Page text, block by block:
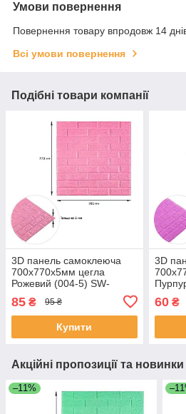
Умови повернення
Повернення товару впродовж 14
Всі умови повернення
Подібні товари компанії
3D панель самоклеюча
700х770х5мм цегла
Рожевий (004-5) SW-
85 ₴ 95 ₴
Купити
3D
60₴
Акційні пропозиції та новинки
–11%